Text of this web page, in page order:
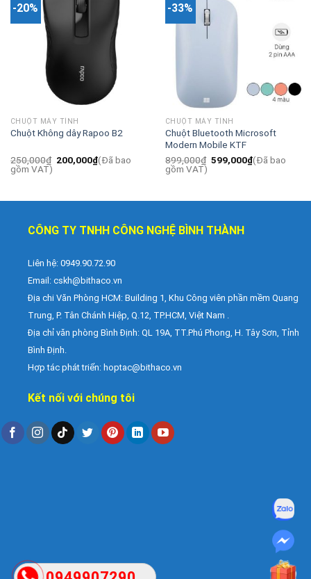
-20%
CHUỘT MÁY TÍNH
Chuột Không dây Rapoo B2
250,000₫ 200,000₫(Đã bao
gồm VAT)
-33%
CHUỘT MÁY TÍNH
Chuột Bluetooth Microsoft
Modern Mobile KTF
899,000₫ 599,000₫(Đã bao
gồm VAT)
CÔNG TY TNHH CÔNG NGHỆ BÌNH THÀNH
Liên hệ: 0949.90.72.90
Email: cskh@bithaco.vn
Địa chi Văn Phòng HCM: Building 1, Khu Công viên phần mềm Quang
Trung, P. Tân Chánh Hiệp, Q.12, TP.HCM, Việt Nam .
Địa chỉ văn phòng Bình Định: QL 19A, TT.Phú Phong, H. Tây Sơn, Tỉnh
Bình Định.
Hợp tác phát triển: hoptac@bithaco.vn
Kết nối với chúng tôi